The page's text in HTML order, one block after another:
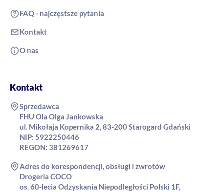
FAQ - najczęstsze pytania
Kontakt
O nas
Kontakt
Sprzedawca
FHU Ola Olga Jankowska
ul. Mikołaja Kopernika 2, 83-200 Starogard Gdański
NIP: 5922250446
REGON: 381269617
Adres do korespondencji, obsługi i zwrotów
Drogeria COCO
os. 60-lecia Odzyskania Niepodległości Polski 1F,